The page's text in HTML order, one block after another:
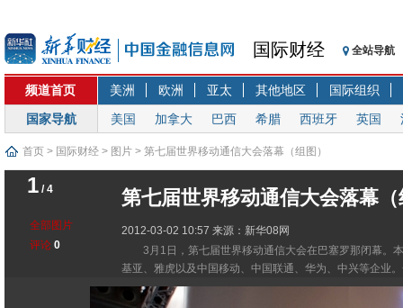
国际财经 全站导航
频道首页 美洲 欧洲 亚太 其他地区
国际组织
国家导航
美国 加拿大 巴西 希腊 西班牙 英国
首页 > 国际财经 > 图片 > 第七届世界移动通信大会落幕（组图）
1 / 4 第七届世界移动通信大会落幕
2012-03-02 10:57 来源：新华08网
3月1日，第七届世界移动通信大会在巴塞罗那闭幕。
基亚、雅虎以及中国移动、中国联通、华为、中兴等企业
全部图片
评论 0